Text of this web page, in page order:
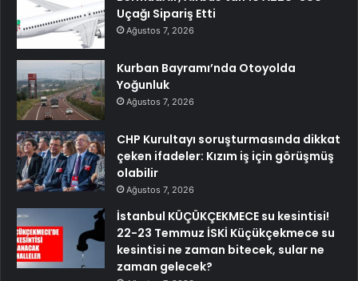
Uçağı Sipariş Etti
Ağustos 7, 2026
Kurban Bayramı’nda Otoyolda
Yoğunluk
Ağustos 7, 2026
CHP Kurultayı soruşturmasında dikkat
çeken ifadeler: Kızım iş için görüşmüş
olabilir
Ağustos 7, 2026
İstanbul KÜÇÜKÇEKMECE su kesintisi!
22-23 Temmuz İSKİ Küçükçekmece su
kesintisi ne zaman bitecek, sular ne
zaman gelecek?